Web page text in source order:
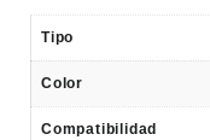
Tipo
Color
Compatibilidad